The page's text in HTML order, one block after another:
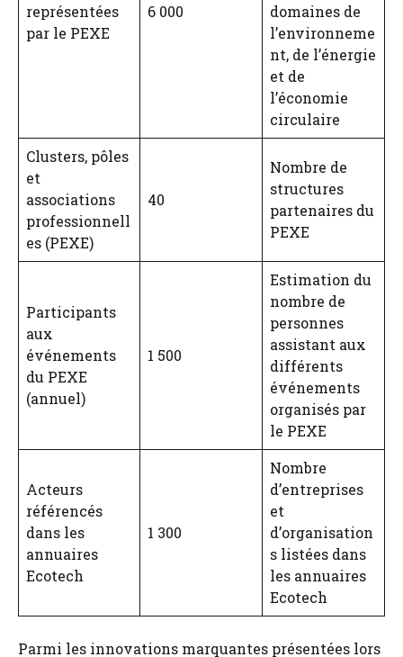
représentées
par le PEXE
6 000
domaines de
l’environneme
nt, de l’énergie
et de
l’économie
circulaire
Clusters, pôles
et
associations
professionnell
es (PEXE)
40
Nombre de
structures
partenaires du
PEXE
Participants
aux
événements
du PEXE
(annuel)
1 500
Estimation du
nombre de
personnes
assistant aux
différents
événements
organisés par
le PEXE
Acteurs
référencés
dans les
annuaires
Ecotech
1 300
Nombre
d’entreprises
et
d’organisation
s listées dans
les annuaires
Ecotech
Parmi les innovations marquantes présentées lors